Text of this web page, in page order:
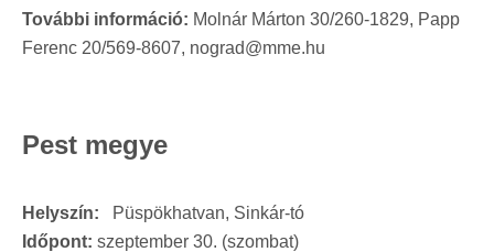
További információ: Molnár Márton 30/260-1829, Papp
Ferenc 20/569-8607, nograd@mme.hu
Pest megye
Helyszín:
Püspökhatvan, Sinkár-tó
Időpont: szeptember 30. (szombat)